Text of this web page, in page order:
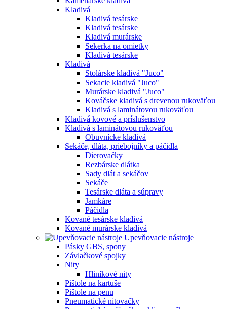
Kladivá
Kladivá tesárske
Kladivá tesárske
Kladivá murárske
Sekerka na omietky
Kladivá tesárske
Kladivá
Stolárske kladivá "Juco"
Sekacie kladivá "Juco"
Murárske kladivá "Juco"
Kováčske kladivá s drevenou rukoväťou
Kladivá s laminátovou rukoväťou
Kladivá kovové a príslušenstvo
Kladivá s laminátovou rukoväťou
Obuvnícke kladivá
Sekáče, dláta, priebojníky a páčidla
Dierovačky
Rezbárske dlátka
Sady dlát a sekáčov
Sekáče
Tesárske dláta a súpravy
Jamkáre
Páčidla
Kované tesárske kladivá
Kované murárske kladivá
Upevňovacie nástroje
Pásky GBS, spony
Závlačkové spojky
Nity
Hliníkové nity
Pištole na kartuše
Pištole na penu
Pneumatické nitovačky